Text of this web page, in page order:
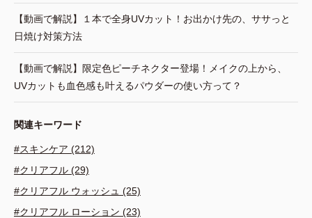
【動画で解説】１本で全身UVカット！お出かけ先の、ササっと
日焼け対策方法
【動画で解説】限定色ピーチネクター登場！メイクの上から、
UVカットも血色感も叶えるパウダーの使い方って？
関連キーワード
#スキンケア (212)
#クリアフル (29)
#クリアフル ウォッシュ (25)
#クリアフル ローション (23)